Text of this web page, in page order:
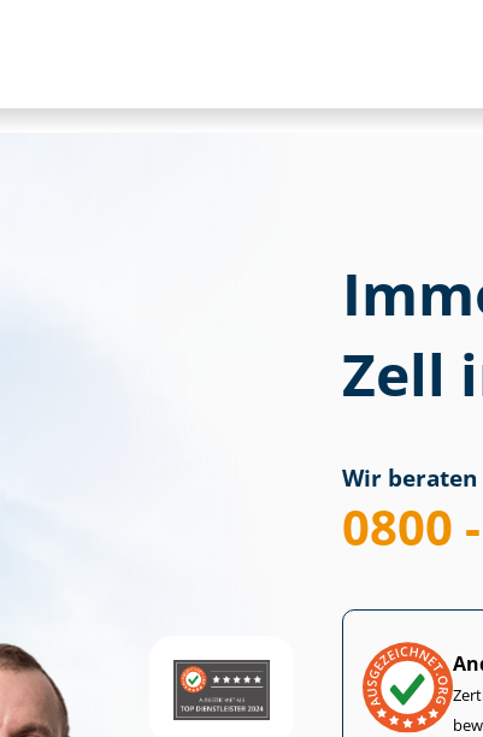
Zell
Wir beraten
0800